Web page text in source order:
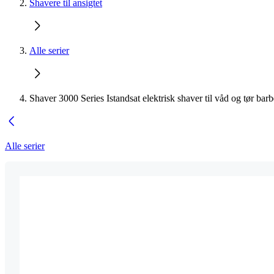
Shavere til ansigtet
Alle serier
Shaver 3000 Series Istandsat elektrisk shaver til våd og tør
Alle serier